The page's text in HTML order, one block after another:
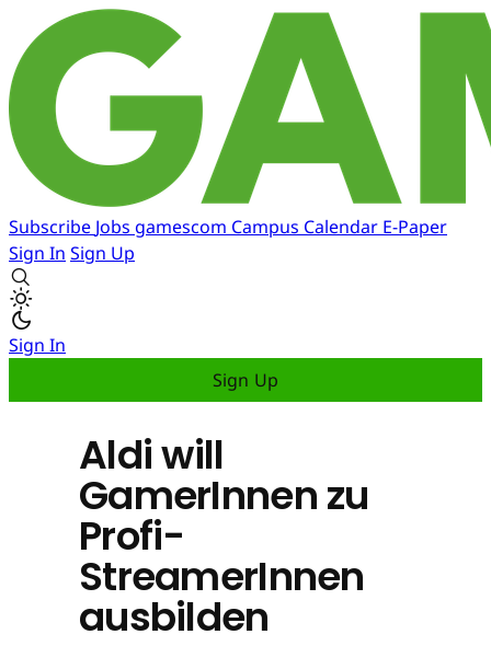
Subscribe Jobs gamescom Campus Calendar E-Paper
Sign In Sign Up
Sign In
Sign Up
Aldi will
GamerInnen zu
Profi-
StreamerInnen
ausbilden